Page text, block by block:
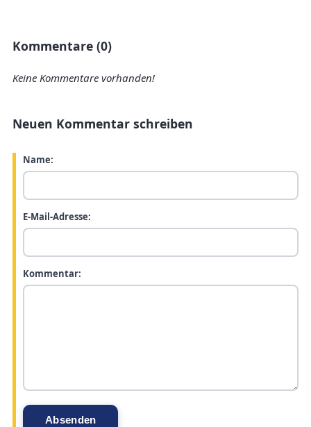
Kommentare (0)
Keine Kommentare vorhanden!
Neuen Kommentar schreiben
Name:
E-Mail-Adresse:
Kommentar: